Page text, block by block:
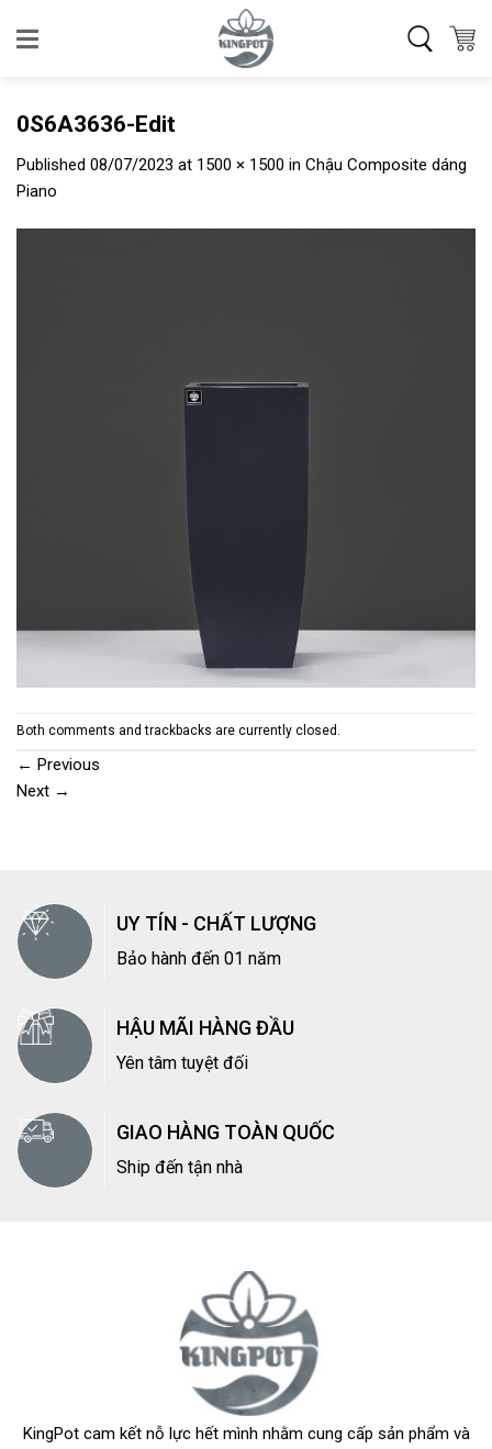
0S6A3636-Edit
Published 08/07/2023 at 1500 × 1500 in Chậu Composite dáng
Piano
Both comments and trackbacks are currently closed.
← Previous
Next →
UY TÍN - CHẤT LƯỢNG
Bảo hành đến 01 năm
HẬU MÃI HÀNG ĐẦU
Yên tâm tuyệt đối
GIAO HÀNG TOÀN QUỐC
Ship đến tận nhà
KingPot cam kết nỗ lực hết mình nhằm cung cấp sản phẩm và